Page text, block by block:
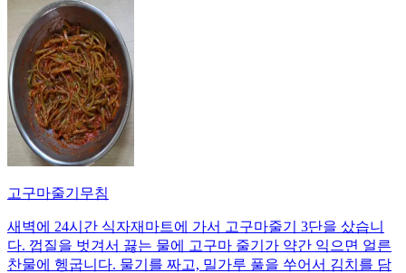
고구마줄기무침
새벽에 24시간 식자재마트에 가서 고구마줄기 3단을 샀습니
다. 껍질을 벗겨서 끓는 물에 고구마 줄기가 약간 익으면 얼른
찬물에 헹굽니다. 물기를 짜고, 밀가루 풀을 쑤어서 김치를 담